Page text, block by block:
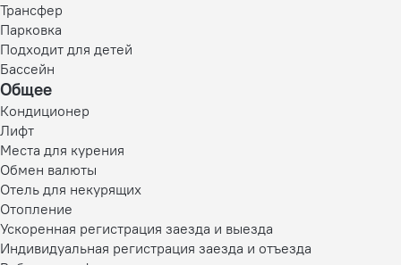
Трансфер
Парковка
Подходит для детей
Бассейн
Общее
Кондиционер
Лифт
Места для курения
Обмен валюты
Отель для некурящих
Отопление
Ускоренная регистрация заезда и выезда
Индивидуальная регистрация заезда и отъезда